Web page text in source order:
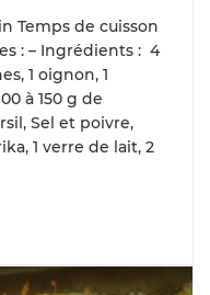
Temps de cuisson
: – Ingrédients : 4
1 oignon, 1
à 150 g de
Sel et poivre,
1 verre de lait, 2